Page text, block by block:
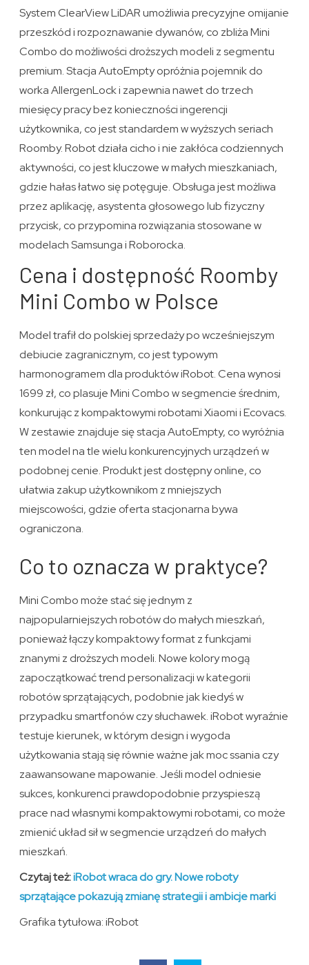
System ClearView LiDAR umożliwia precyzyjne omijanie
przeszkód i rozpoznawanie dywanów, co zbliża Mini
Combo do możliwości droższych modeli z segmentu
premium. Stacja AutoEmpty opróżnia pojemnik do
worka AllergenLock i zapewnia nawet do trzech
miesięcy pracy bez konieczności ingerencji
użytkownika, co jest standardem w wyższych seriach
Roomby. Robot działa cicho i nie zakłóca codziennych
aktywności, co jest kluczowe w małych mieszkaniach,
gdzie hałas łatwo się potęguje. Obsługa jest możliwa
przez aplikację, asystenta głosowego lub fizyczny
przycisk, co przypomina rozwiązania stosowane w
modelach Samsunga i Roborocka.
Cena i dostępność Roomby
Mini Combo w Polsce
Model trafił do polskiej sprzedaży po wcześniejszym
debiucie zagranicznym, co jest typowym
harmonogramem dla produktów iRobot. Cena wynosi
1699 zł, co plasuje Mini Combo w segmencie średnim,
konkurując z kompaktowymi robotami Xiaomi i Ecovacs.
W zestawie znajduje się stacja AutoEmpty, co wyróżnia
ten model na tle wielu konkurencyjnych urządzeń w
podobnej cenie. Produkt jest dostępny online, co
ułatwia zakup użytkownikom z mniejszych
miejscowości, gdzie oferta stacjonarna bywa
ograniczona.
Co to oznacza w praktyce?
Mini Combo może stać się jednym z
najpopularniejszych robotów do małych mieszkań,
ponieważ łączy kompaktowy format z funkcjami
znanymi z droższych modeli. Nowe kolory mogą
zapoczątkować trend personalizacji w kategorii
robotów sprzątających, podobnie jak kiedyś w
przypadku smartfonów czy słuchawek. iRobot wyraźnie
testuje kierunek, w którym design i wygoda
użytkowania stają się równie ważne jak moc ssania czy
zaawansowane mapowanie. Jeśli model odniesie
sukces, konkurenci prawdopodobnie przyspieszą
prace nad własnymi kompaktowymi robotami, co może
zmienić układ sił w segmencie urządzeń do małych
mieszkań.
Czytaj też:iRobot wraca do gry. Nowe roboty
sprzątające pokazują zmianę strategii i ambicje marki
Grafika tytułowa: iRobot